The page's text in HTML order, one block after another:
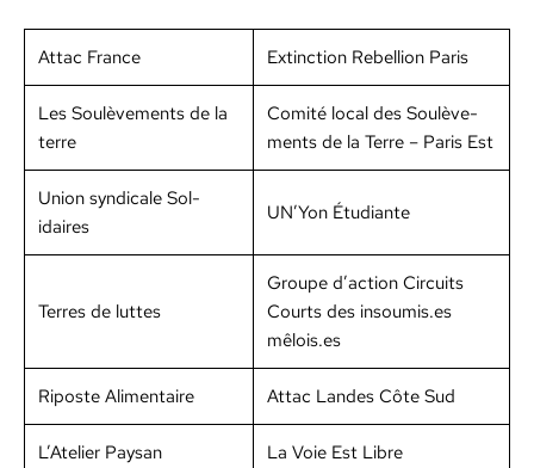
Attac France Extinc­tion Rebel­lion Paris
Les Soulève­ments de la
terre
Comité local des Soulève­
ments de la Terre – Paris Est
Union syn­di­cale Sol­
idaires
UN’Yon Étu­di­ante
Ter­res de luttes
Groupe d’action Cir­cuits
Courts des insoumis.es
mêlois.es
Riposte Ali­men­taire Attac Lan­des Côte Sud
L’Atelier Paysan La Voie Est Libre